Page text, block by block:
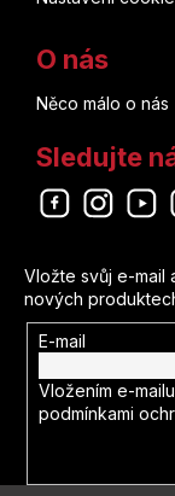
O nás
Něco málo o nás
Sledujte
Odebírat
Vložte svůj e-mail
nových
E-mail
Vložením e-
podmínkami